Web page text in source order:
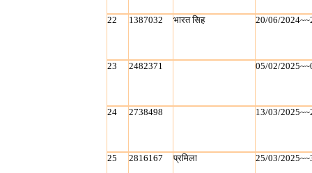
22 1387032 भारत सिह 20/06/
23 2482371 05/02/
24 2738498 13/03/
25 2816167 प्रमिला 25/03/